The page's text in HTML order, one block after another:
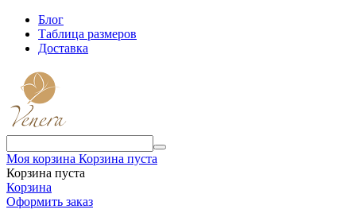
Блог
Таблица размеров
Доставка
Моя корзина Корзина пуста
Корзина пуста
Корзина
Оформить заказ